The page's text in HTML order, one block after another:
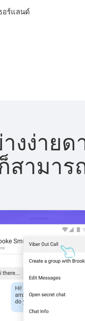
อร์แลนด์
งง่ายด
สามาร